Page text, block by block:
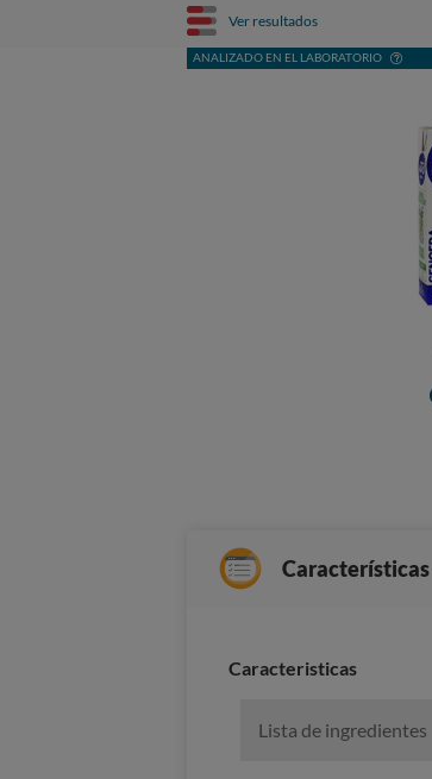
Ver resultados
ANALIZADO EN EL LABORATORIO
Características
Caracteristicas
Lista de ingredientes